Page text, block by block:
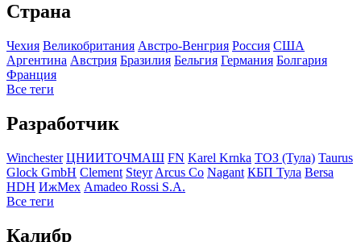
Страна
Чехия Великобритания Австро-Венгрия Росcия США
Аргентина Австрия Бразилия Бельгия Германия Болгария
Франция
Все теги
Разработчик
Winchester ЦНИИТОЧМАШ FN Karel Krnka ТОЗ (Тула) Taurus
Glock GmbH Clement Steyr Arcus Co Nagant КБП Тула Bersa
HDH ИжМех Amadeo Rossi S.A.
Все теги
Калибр